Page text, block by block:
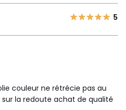
5
couleur ne rétrécie pas au
la redoute achat de qualité